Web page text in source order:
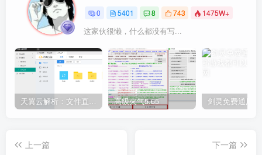
0 5401 8 743 1475W+
这家伙很懒，什么都没有写...
天翼云解析：文件直链获取源码 高级火气5.65
上一篇
下一篇